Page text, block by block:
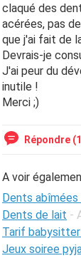
claqué des
acérées, pas
que j'ai fait de
Devrais-je
J'ai peur du
inutile !
Merci ;)
Répondre
A voir
Dents
Dents de lait -
Tarif
Jeux soiree